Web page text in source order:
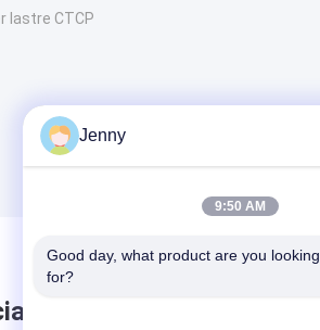
lastre CTCP
messaggio
Jenny
9:50 AM
Good day, what product are you looking
for?